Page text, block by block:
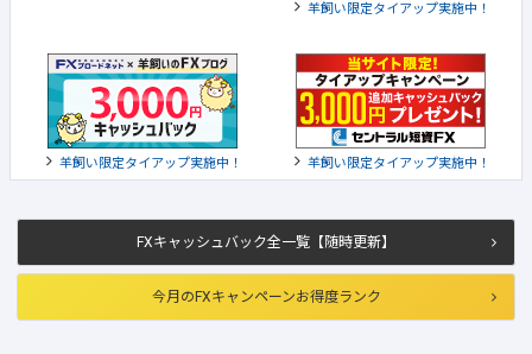
FXキャッシュバック全一覧【随時更新】
今月のFXキャンペーンお得度ランク
羊飼い限定タイアップ実施中！
羊飼い限定タイアップ実施中！ 羊飼い限定タイアップ実施中！